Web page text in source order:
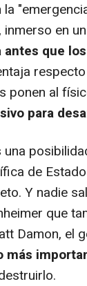
en
que
ponen al
para
de
Y nadie
que
Damon, el